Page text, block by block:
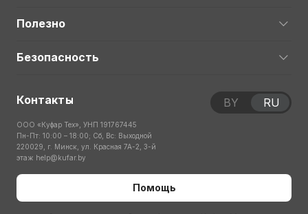
Полезно
Безопасность
Контакты
ООО «Куфар Тех», УНП 191767445
Пн-Пт: 10:00 – 18:00; Сб, Вс: Выходной
220029, г. Минск, ул. Красная 7А-2, 3-й
этаж help@kufar.by
Помощь
BY RU